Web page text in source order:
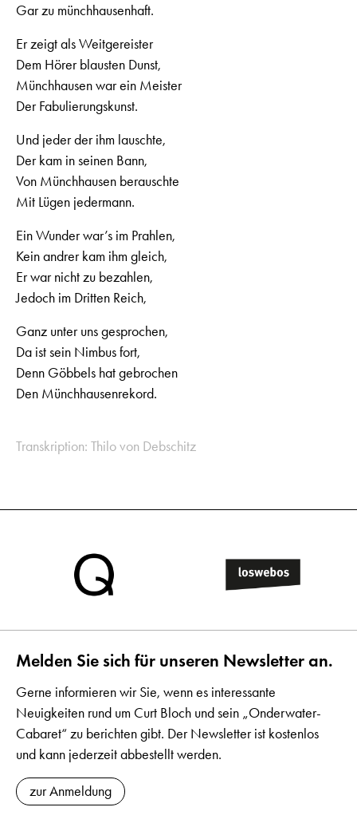
Gar zu münchhausenhaft.
Er zeigt als Weitgereister
Dem Hörer blausten Dunst,
Münchhausen war ein Meister
Der Fabulierungskunst.
Und jeder der ihm lauschte,
Der kam in seinen Bann,
Von Münchhausen berauschte
Mit Lügen jedermann.
Ein Wunder war’s im Prahlen,
Kein andrer kam ihm gleich,
Er war nicht zu bezahlen,
Jedoch im Dritten Reich,
Ganz unter uns gesprochen,
Da ist sein Nimbus fort,
Denn Göbbels hat gebrochen
Den Münchhausenrekord.
Transkription: Thilo von Debschitz
Melden Sie sich für unseren Newsletter an.
Gerne informieren wir Sie, wenn es interessante
Neuigkeiten rund um Curt Bloch und sein „Onderwater-
Cabaret“ zu berichten gibt. Der Newsletter ist kostenlos
und kann jederzeit abbestellt werden.
zur Anmeldung